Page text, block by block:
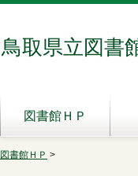
鳥取県立図書
図書館ＨＰ
図書館ＨＰ >